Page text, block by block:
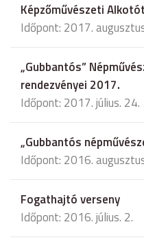
Képzőművészeti
Időpont: 2017.
„Gubbantós”
rendezvényei 2017.
Időpont: 2017. július. 24.
„Gubbantós
Időpont: 2016.
Fogathajtó verseny
Időpont: 2016. július. 2.